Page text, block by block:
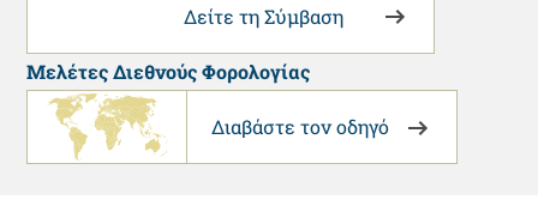
Δείτε τη Σύμβαση
Μελέτες Διεθνούς Φορολογίας
Διαβάστε τον οδηγό